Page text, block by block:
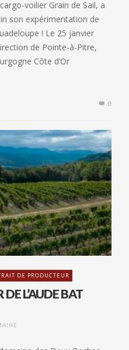
voilier Grain de Sail, a
son expérimentation de
! Le 25 janvier
de Pointe-à-Pitre,
Côte d’Or
0
DE PRODUCTEUR
L’AUDE BAT